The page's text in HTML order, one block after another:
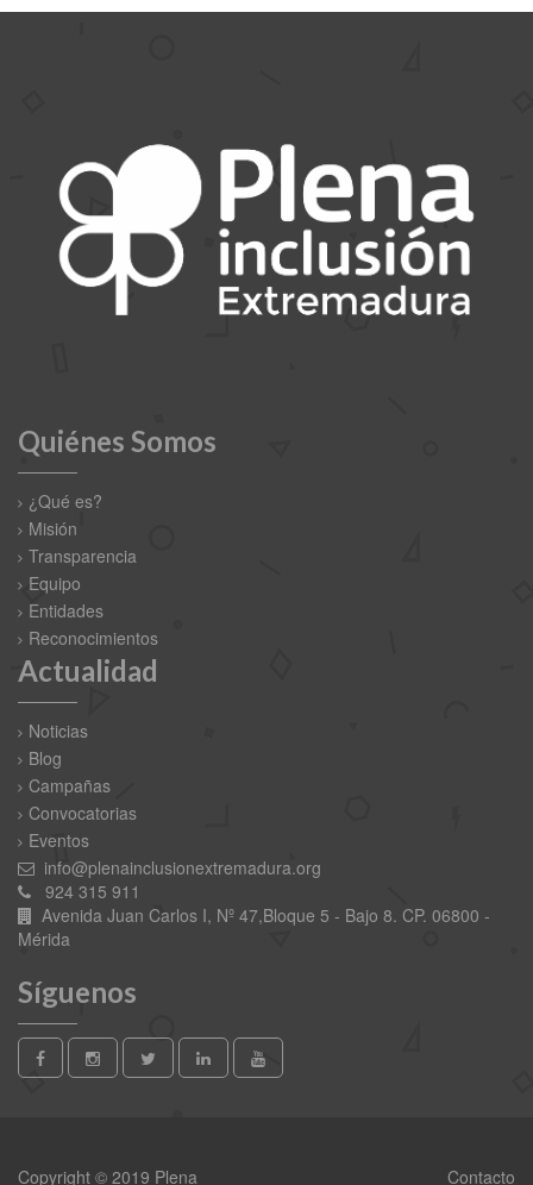
Quiénes Somos
¿Qué es?
Misión
Transparencia
Equipo
Entidades
Reconocimientos
Actualidad
Noticias
Blog
Campañas
Convocatorias
Eventos
info@plenainclusionextremadura.org
924 315 911
Avenida Juan Carlos I, Nº 47,Bloque 5 - Bajo 8. CP. 06800 -
Mérida
Síguenos
Copyright © 2019 Plena Contacto